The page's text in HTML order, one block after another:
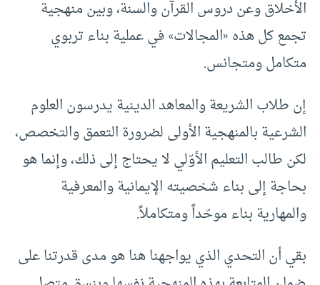
الأخلاق وعن دروس القرآن والسنة، وبين منهجية
تجمع كل هذه «المجالات» في عملية بناء تربوي
متكامل ومتجانس.
إن طلاب الشريعة والمعاهد الدينية يدرسون العلوم
الشرعية بالمنهجية الأولى لضرورة التعمق والتخصص،
لكن طالب التعليم الأوّلي لا يحتاج إلى ذلك، وإنما هو
بحاجة إلى بناء شخصيته الإيمانية والمعرفية
والمهارية بناء موحّداً ومتكاملاً.
بقي أن التحدي الذي يواجهنا هنا هو مدى قدرتنا على